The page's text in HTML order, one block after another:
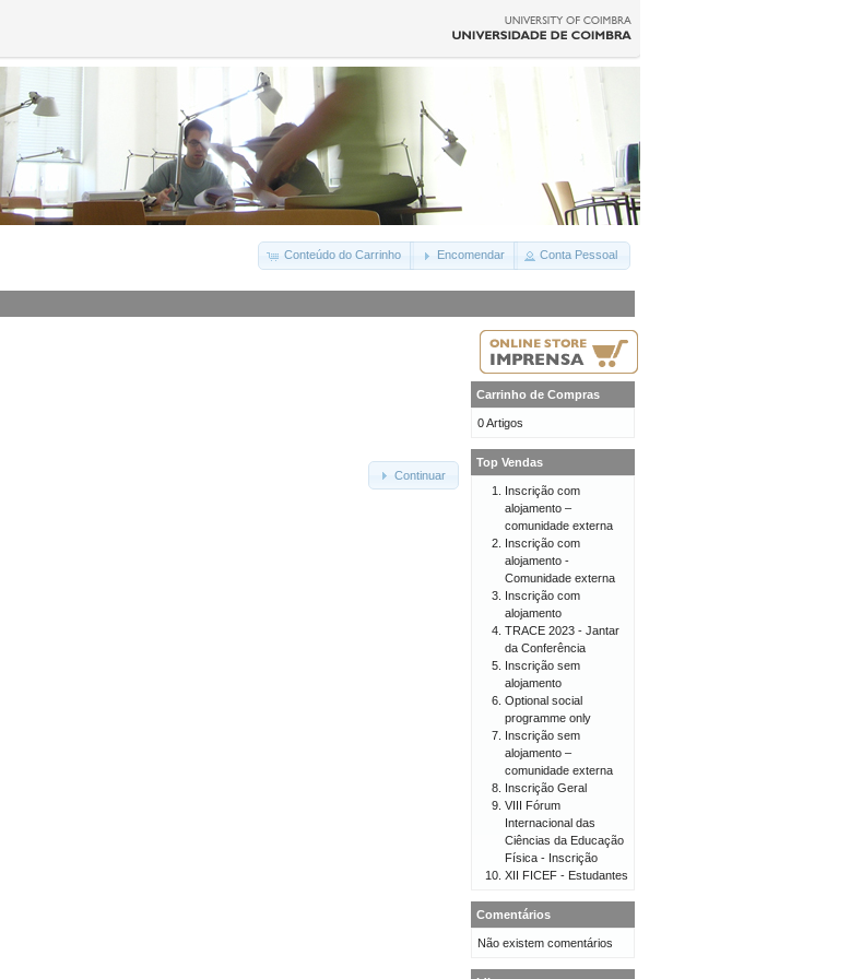
Conteúdo do Carrinho Encomendar Conta Pessoal
Continuar
Carrinho de Compras
0 Artigos
Top Vendas
Inscrição com
alojamento –
comunidade externa
Inscrição com
alojamento -
Comunidade externa
Inscrição com
alojamento
TRACE 2023 - Jantar
da Conferência
Inscrição sem
alojamento
Optional social
programme only
Inscrição sem
alojamento –
comunidade externa
Inscrição Geral
VIII Fórum
Internacional das
Ciências da Educação
Física - Inscrição
XII FICEF - Estudantes
Comentários
Não existem comentários